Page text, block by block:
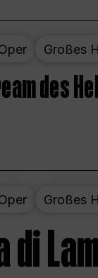
Großes
des
Großes
di